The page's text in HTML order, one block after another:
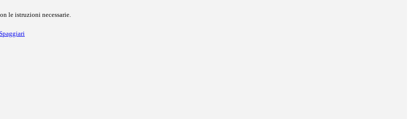
le istruzioni necessarie.